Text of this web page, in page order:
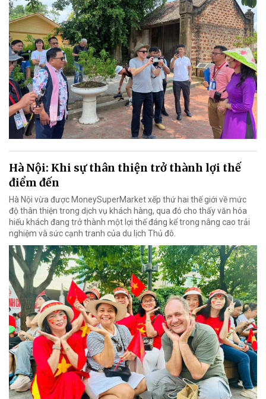
Hà Nội: Khi sự thân thiện trở thành lợi thế
điểm đến
Hà Nội vừa được MoneySuperMarket xếp thứ hai thế giới về mức
độ thân thiện trong dịch vụ khách hàng, qua đó cho thấy văn hóa
hiếu khách đang trở thành một lợi thế đáng kể trong nâng cao trải
nghiệm và sức cạnh tranh của du lịch Thủ đô.